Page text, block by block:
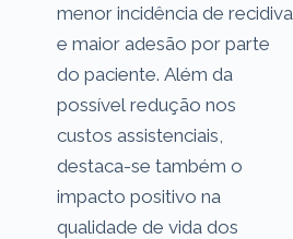
menor incidência de recidiva
e maior adesão por parte
do paciente. Além da
possível redução nos
custos assistenciais,
destaca-se também o
impacto positivo na
qualidade de vida dos